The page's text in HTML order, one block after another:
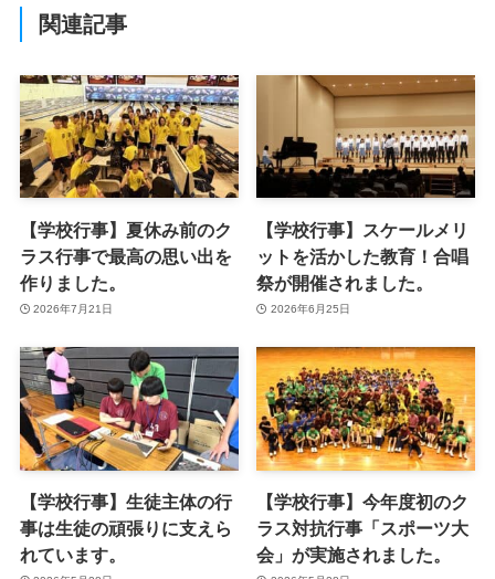
関連記事
【学校行事】夏休み前のク
ラス行事で最高の思い出を
作りました。
2026年7月21日
【学校行事】スケールメリ
ットを活かした教育！合唱
祭が開催されました。
2026年6月25日
【学校行事】生徒主体の行
事は生徒の頑張りに支えら
れています。
【学校行事】今年度初のク
ラス対抗行事「スポーツ大
会」が実施されました。